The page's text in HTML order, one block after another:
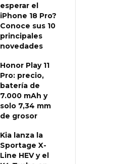
esperar el
iPhone 18 Pro?
Conoce sus 10
principales
novedades
Honor Play 11
Pro: precio,
batería de
7.000 mAh y
solo 7,34 mm
de grosor
Kia lanza la
Sportage X-
Line HEV y el